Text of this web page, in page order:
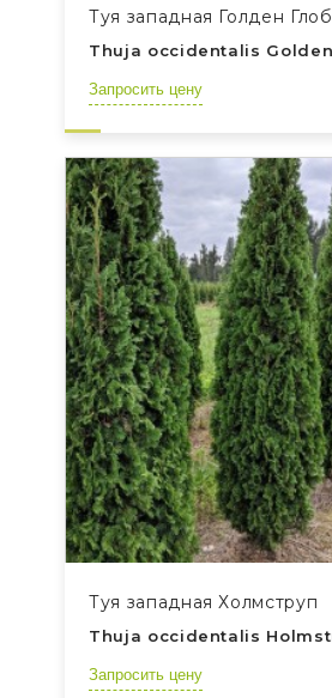
Туя западная Голден Глоб
Thuja occidentalis
Запросить цену
Туя западная Холмструп
Thuja occidentalis
Запросить цену